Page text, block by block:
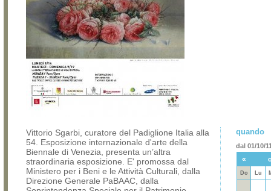
Vittorio Sgarbi, curatore del Padiglione Italia alla
54. Esposizione internazionale d'arte della
Biennale di Venezia, presenta un’altra
straordinaria esposizione. E' promossa dal
Ministero per i Beni e le Attività Culturali, dalla
Direzione Generale PaBAAC, dalla
quando
dal 01/10/
«
Do Lu